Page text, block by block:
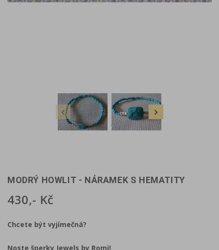
 
MODRÝ HOWLIT - NÁRAMEK S HEMATITY
430,- Kč
Chcete být vyjímečná?
Noste šperky Jewels by Romi!